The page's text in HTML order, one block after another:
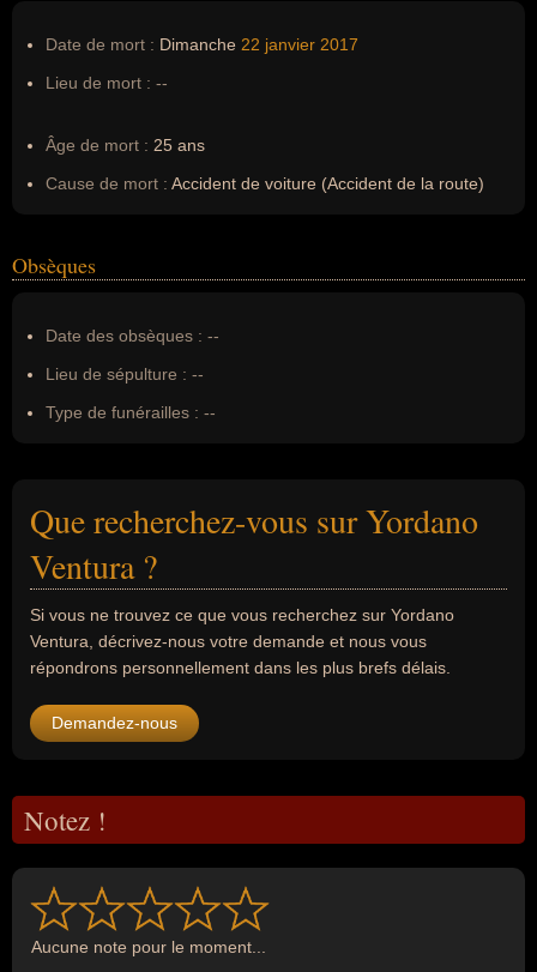
Date de mort : Dimanche 22 janvier 2017
Lieu de mort : --
Âge de mort : 25 ans
Cause de mort : Accident de voiture (Accident de la route)
Obsèques
Date des obsèques : --
Lieu de sépulture : --
Type de funérailles : --
Que recherchez-vous sur Yordano
Ventura ?
Si vous ne trouvez ce que vous recherchez sur Yordano
Ventura, décrivez-nous votre demande et nous vous
répondrons personnellement dans les plus brefs délais.
Demandez-nous
Notez !
Aucune note pour le moment...